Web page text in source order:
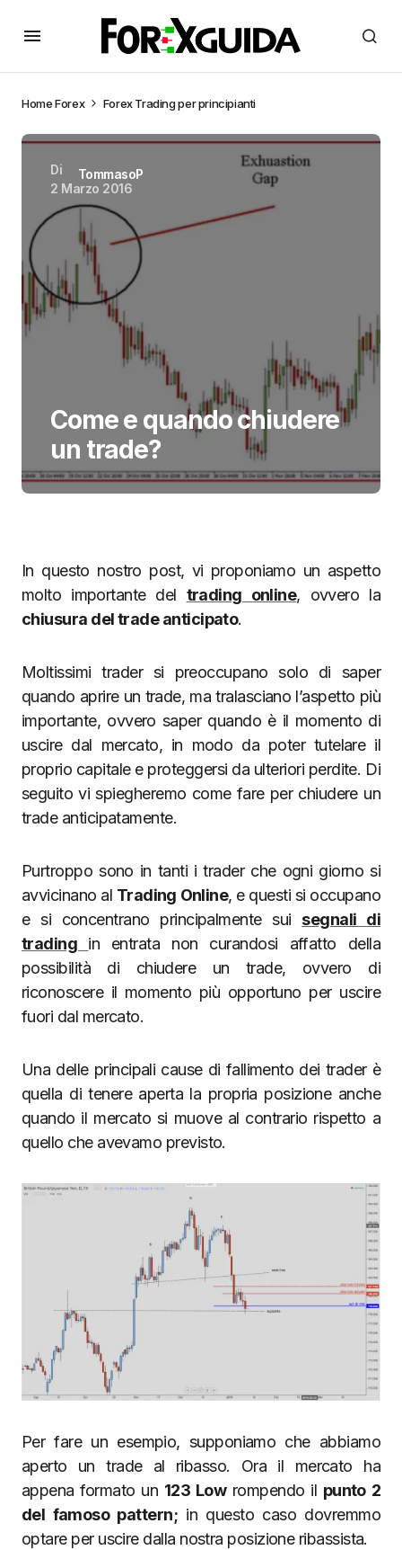
HomeForex Forex Trading per principianti
Di
TommasoP
2 Marzo 2016
Come e quando chiudere
un trade?
In questo nostro post, vi proponiamo un aspetto
molto importante del trading online, ovvero la
chiusura del trade anticipato.
Moltissimi trader si preoccupano solo di saper
quando aprire un trade, ma tralasciano l’aspetto più
importante, ovvero saper quando è il momento di
uscire dal mercato, in modo da poter tutelare il
proprio capitale e proteggersi da ulteriori perdite. Di
seguito vi spiegheremo come fare per chiudere un
trade anticipatamente.
Purtroppo sono in tanti i trader che ogni giorno si
avvicinano al Trading Online, e questi si occupano
e si concentrano principalmente sui segnali di
trading in entrata non curandosi affatto della
possibilità di chiudere un trade, ovvero di
riconoscere il momento più opportuno per uscire
fuori dal mercato.
Una delle principali cause di fallimento dei trader è
quella di tenere aperta la propria posizione anche
quando il mercato si muove al contrario rispetto a
quello che avevamo previsto.
Per fare un esempio, supponiamo che abbiamo
aperto un trade al ribasso. Ora il mercato ha
appena formato un 123 Lowrompendo il punto 2
del famoso pattern; in questo caso dovremmo
optare per uscire dalla nostra posizione ribassista.